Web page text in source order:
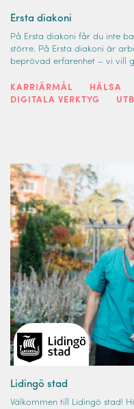
Ersta diakoni
På Ersta diakoni får du inte
större. På Ersta diakoni är
beprövad erfarenhet – vi vill
KARRIÄRMÅL HÄLSA
DIGITALA VERKTYG
Lidingö stad
Välkommen till Lidingö stad!